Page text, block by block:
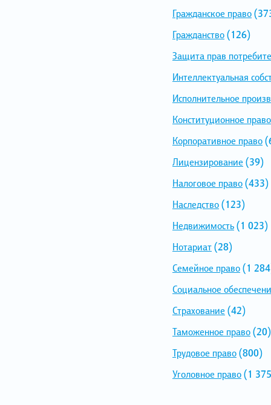
Гражданское право
Гражданство(126)
Защита прав
Интеллектуальная
Исполнительное
Конституционное право
Корпоративное право
Лицензирование (39)
Налоговое право(433)
Наследство(123)
Недвижимость(1 023)
Нотариат(28)
Семейное право(1
Социальное
Страхование (42)
Таможенное право(20)
Трудовое право(800)
Уголовное право(1